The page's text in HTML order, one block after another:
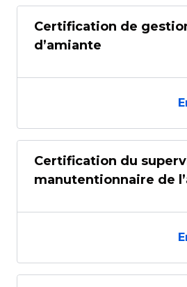
Certification de
d’amiante
Certification du
manutentionnaire de